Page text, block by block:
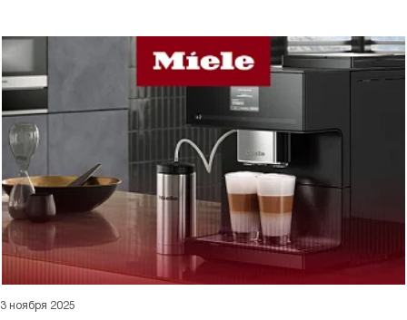
особенностями эксплуатации придется столкнуться.
3 ноября 2025